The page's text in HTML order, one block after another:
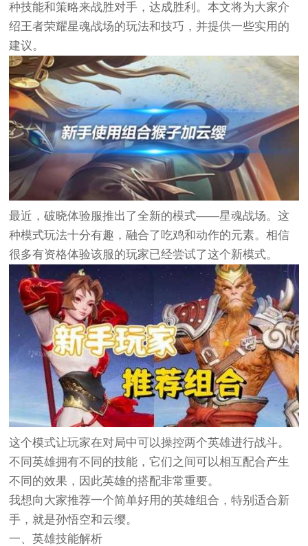
种技能和策略来战胜对手，达成胜利。本文将为大家介
绍王者荣耀星魂战场的玩法和技巧，并提供一些实用的
建议。
最近，破晓体验服推出了全新的模式——星魂战场。这
种模式玩法十分有趣，融合了吃鸡和动作的元素。相信
很多有资格体验该服的玩家已经尝试了这个新模式。
这个模式让玩家在对局中可以操控两个英雄进行战斗。
不同英雄拥有不同的技能，它们之间可以相互配合产生
不同的效果，因此英雄的搭配非常重要。
我想向大家推荐一个简单好用的英雄组合，特别适合新
手，就是孙悟空和云缨。
一、英雄技能解析